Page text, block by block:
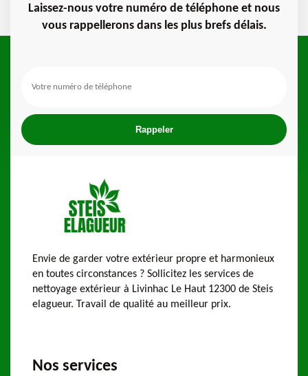
Laissez-nous votre numéro de téléphone et nous
vous rappellerons dans les plus brefs délais.
Envie de garder votre extérieur propre et harmonieux
en toutes circonstances ? Sollicitez les services de
nettoyage extérieur à Livinhac Le Haut 12300 de Steis
elagueur. Travail de qualité au meilleur prix.
Nos services